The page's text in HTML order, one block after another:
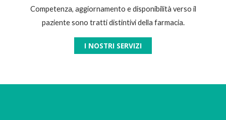
Competenza, aggiornamento e disponibilità verso il
paziente sono tratti distintivi della farmacia.
I NOSTRI SERVIZI